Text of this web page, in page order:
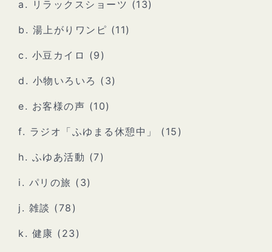
a. リラックスショーツ (13)
b. 湯上がりワンピ (11)
c. 小豆カイロ (9)
d. 小物いろいろ (3)
e. お客様の声 (10)
f. ラジオ「ふゆまる休憩中」 (15)
h. ふゆあ活動 (7)
i. パリの旅 (3)
j. 雑談 (78)
k. 健康 (23)